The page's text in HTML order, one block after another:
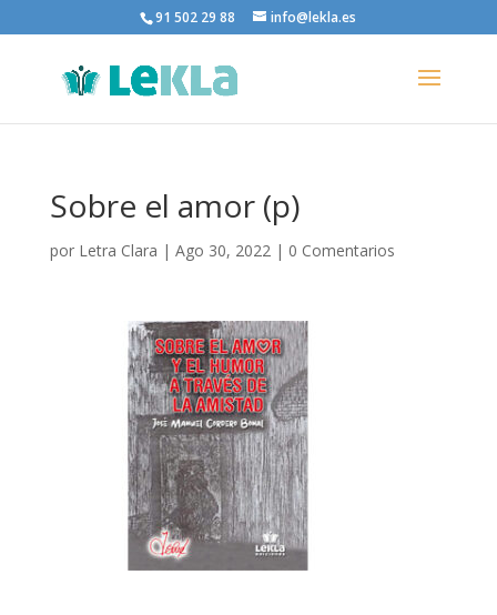
91 502 29 88 info@lekla.es
Sobre el amor (p)
por Letra Clara | Ago 30, 2022| 0 Comentarios